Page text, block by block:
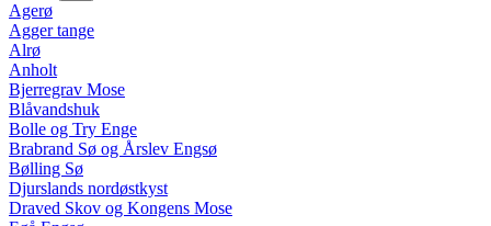
Agerø
Agger tange
Alrø
Anholt
Bjerregrav Mose
Blåvandshuk
Bolle og Try Enge
Brabrand Sø og Årslev Engsø
Bølling Sø
Djurslands nordøstkyst
Draved Skov og Kongens Mose